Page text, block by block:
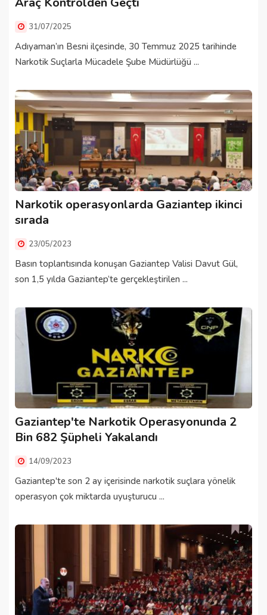
31/07/2025
Adıyaman’ın Besni ilçesinde, 30 Temmuz 2025 tarihinde
Narkotik Suçlarla Mücadele Şube Müdürlüğü ...
Narkotik operasyonlarda Gaziantep ikinci
sırada
23/05/2023
Basın toplantısında konuşan Gaziantep Valisi Davut Gül,
son 1,5 yılda Gaziantep’te gerçekleştirilen ...
Gaziantep'te Narkotik Operasyonunda 2
Bin 682 Şüpheli Yakalandı
14/09/2023
Gaziantep'te son 2 ay içerisinde narkotik suçlara yönelik
operasyon çok miktarda uyuşturucu ...